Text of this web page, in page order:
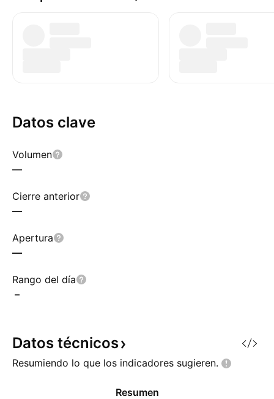
Datos clave
Volumen
—
Cierre anterior
—
Apertura
—
Rango del día
–
Datos técnicos
Resumiendo lo que los indicadores sugieren.
Resumen